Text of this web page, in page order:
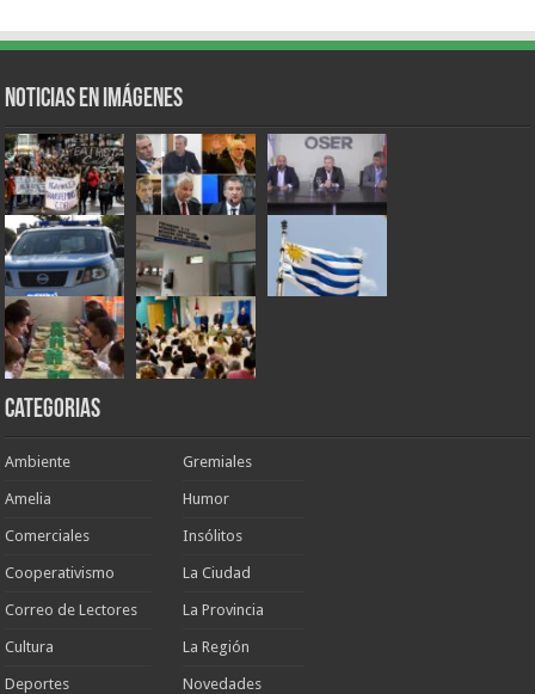
Noticias en Imágenes
Categorias
Ambiente
Amelia
Comerciales
Cooperativismo
Correo de Lectores
Cultura
Deportes
Gremiales
Humor
Insólitos
La Ciudad
La Provincia
La Región
Novedades